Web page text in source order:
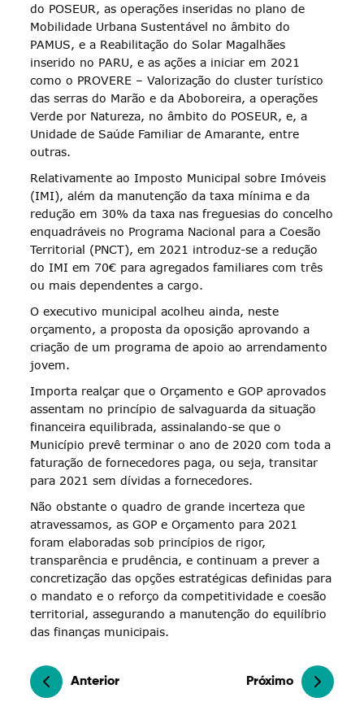
do POSEUR, as operações inseridas no plano de
Mobilidade Urbana Sustentável no âmbito do
PAMUS, e a Reabilitação do Solar Magalhães
inserido no PARU, e as ações a iniciar em 2021
como o PROVERE – Valorização do cluster turístico
das serras do Marão e da Aboboreira, a operações
Verde por Natureza, no âmbito do POSEUR, e, a
Unidade de Saúde Familiar de Amarante, entre
outras.
Relativamente ao Imposto Municipal sobre Imóveis
(IMI), além da manutenção da taxa mínima e da
redução em 30% da taxa nas freguesias do concelho
enquadráveis no Programa Nacional para a Coesão
Territorial (PNCT), em 2021 introduz-se a redução
do IMI em 70€ para agregados familiares com três
ou mais dependentes a cargo.
O executivo municipal acolheu ainda, neste
orçamento, a proposta da oposição aprovando a
criação de um programa de apoio ao arrendamento
jovem.
Importa realçar que o Orçamento e GOP aprovados
assentam no princípio de salvaguarda da situação
financeira equilibrada, assinalando-se que o
Município prevê terminar o ano de 2020 com toda a
faturação de fornecedores paga, ou seja, transitar
para 2021 sem dívidas a fornecedores.
Não obstante o quadro de grande incerteza que
atravessamos, as GOP e Orçamento para 2021
foram elaboradas sob princípios de rigor,
transparência e prudência, e continuam a prever a
concretização das opções estratégicas definidas para
o mandato e o reforço da competitividade e coesão
territorial, assegurando a manutenção do equilíbrio
das finanças municipais.
Anterior Próximo